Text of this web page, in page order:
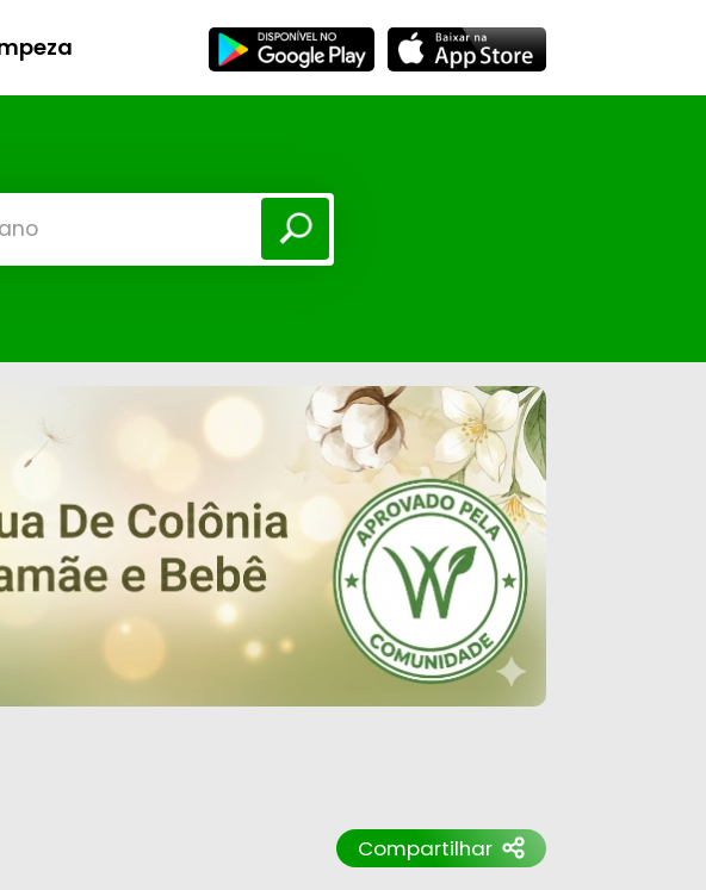
Compartilhar